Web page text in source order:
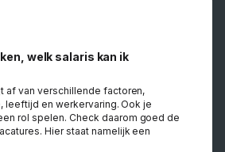
welk salaris kan ik
af van verschillende factoren,
en werkervaring. Ook je
rol spelen. Check daarom goed de
Hier staat namelijk een